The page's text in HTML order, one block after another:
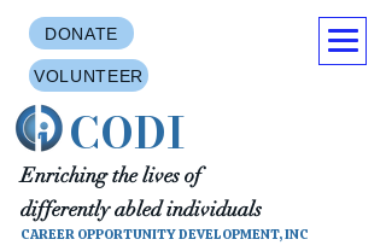
CAREER OPPORTUNITY DEVELOPMENT, INC
Enriching the lives of
differently abled individuals
CODI
DONATE
VOLUNTEER